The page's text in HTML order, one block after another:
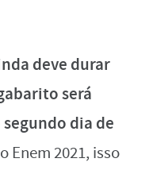
deve durar
será
dia de
Enem 2021, isso